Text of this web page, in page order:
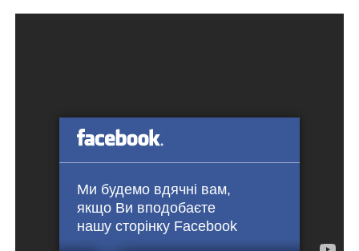
Ми будемо вдячні вам,
якщо Ви вподобаєте
нашу сторінку Facebook